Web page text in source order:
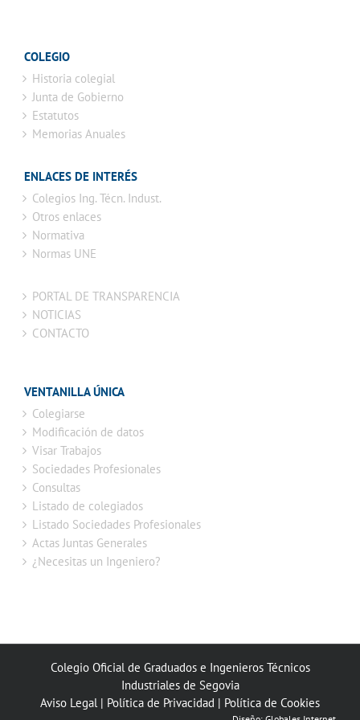
COLEGIO
Historia colegial
Junta de Gobierno
Estatutos
Memorias Anuales
ENLACES DE INTERÉS
Colegios Ing. Técn. Indust.
Otros enlaces
Normativa
Normas UNE
PORTAL DE TRANSPARENCIA
NOTICIAS
CONTACTO
VENTANILLA ÚNICA
Colegiarse
Modificación de datos
Visar Trabajos
Sociedades Profesionales
Consultas
Listado de colegiados
Listado Sociedades Profesionales
Actas Juntas Generales
¿Necesitas un Ingeniero?
Colegio Oficial de Graduados e Ingenieros Técnicos
Industriales de Segovia
Aviso Legal| Política de Privacidad | Política de Cookies